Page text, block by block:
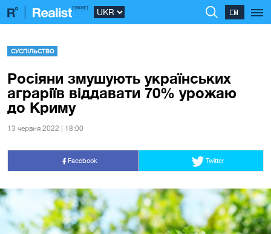
СУСПІЛЬСТВО
Росіяни змушують українських
аграріїв віддавати 70% урожаю
до Криму
13 червня 2022 | 18:00
Facebook Twitter